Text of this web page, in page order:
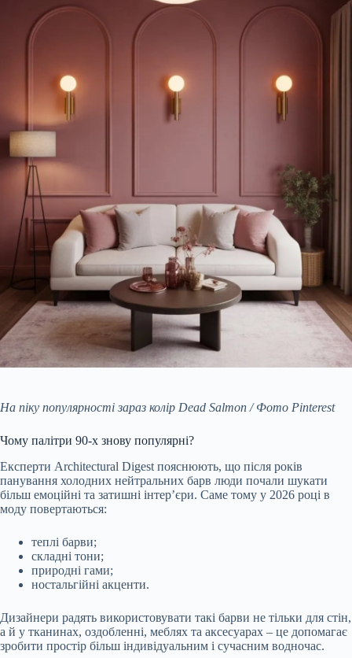
На піку популярності зараз колір Dead Salmon / Фото Pinterest
Чому палітри 90-х знову популярні?
Експерти Architectural Digest пояснюють, що після років
панування холодних нейтральних барв люди почали шукати
більш емоційні та затишні інтер’єри. Саме тому у 2026 році в
моду повертаються:
теплі барви;
складні тони;
природні гами;
ностальгійні акценти.
Дизайнери радять використовувати такі барви не тільки для стін,
а й у тканинах, оздобленні, меблях та аксесуарах – це допомагає
зробити простір більш індивідуальним і сучасним водночас.